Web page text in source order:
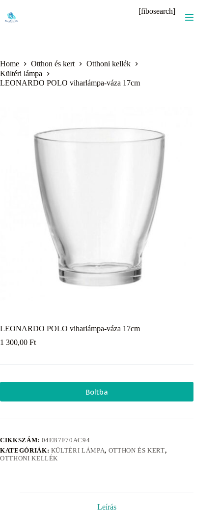
content
[fibosearch]
Home Otthon és kert
Otthoni kellék
Kültéri lámpa
LEONARDO POLO viharlámpa-váza 17cm
LEONARDO POLO viharlámpa-váza 17cm
1 300,00 Ft
Boltba
CIKKSZÁM: 04EB7F70AC94
KATEGÓRIÁK: KÜLTÉRI LÁMPA, OTTHON ÉS KERT,
OTTHONI KELLÉK
Leírás